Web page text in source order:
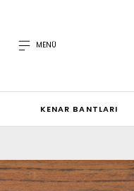
MENÜ
KENAR BANTLARI